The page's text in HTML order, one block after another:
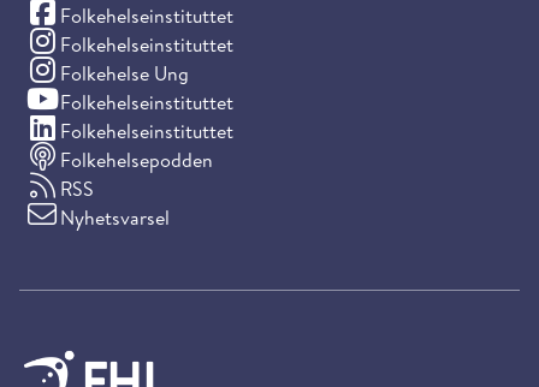
Folkehelseinstituttet
(Facebook)
Folkehelseinstituttet
(Instagram)
Folkehelse Ung
(Instagram)
Folkehelseinstituttet
(YouTube)
Folkehelseinstituttet
(LinkedIn)
Folkehelsepodden
RSS
Nyhetsvarsel